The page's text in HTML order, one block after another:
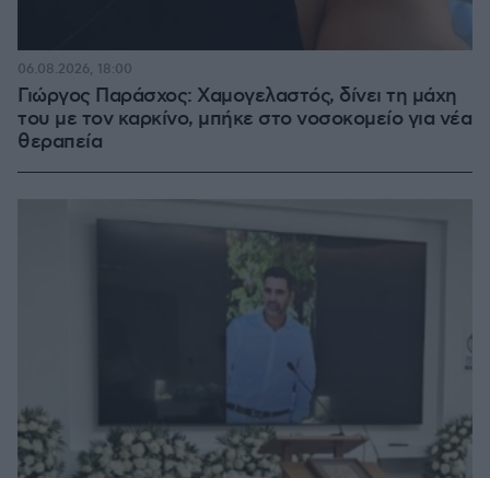
Γιώργος Παράσχος: Χαμογελαστός, δίνει τη μάχη
του με τον καρκίνο, μπήκε στο νοσοκομείο για νέα
θεραπεία
06.08.2026, 18:00